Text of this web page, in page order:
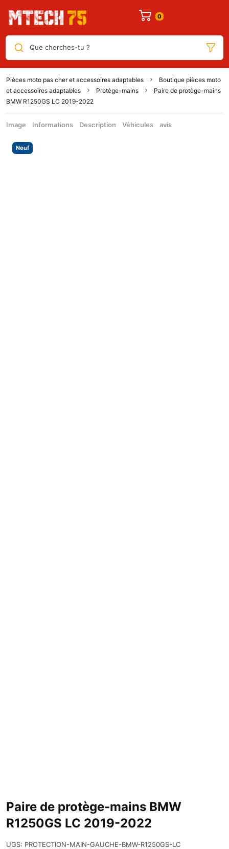
Que cherches-tu ?
Pièces moto pas cher et accessoires adaptables
Boutique pièces moto
et accessoires adaptables
Protège-mains
Paire de protège-mains
BMW R1250GS LC 2019-2022
Image Informations Description Véhicules avis
Neuf
Paire de protège-mains BMW
R1250GS LC 2019-2022
UGS: PROTECTION-MAIN-GAUCHE-BMW-R1250GS-LC